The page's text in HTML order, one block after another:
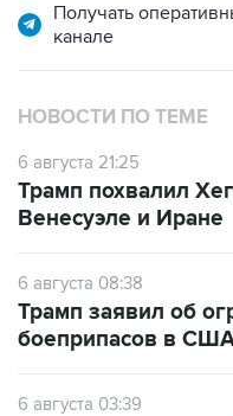
Получать
канале
НОВОСТИ ПО ТЕМЕ
6 августа 21:25
Трамп похвалил
Венесуэле и Иране
6 августа 08:38
Трамп заявил об
боеприпасов в
6 августа 03:39